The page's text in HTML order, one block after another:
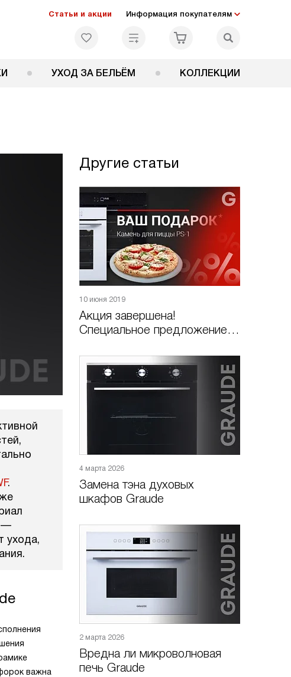
Статьи и акции Информация покупателям
УХОД ЗА БЕЛЬЁМ КОЛЛЕКЦИИ
.
—
ухода,
важна
Другие статьи
10 июня 2019
Акция завершена!
Специальное предложение:
подарок!
4 марта 2026
Замена тэна духовых
шкафов Graude
2 марта 2026
Вредна ли микроволновая
печь Graude